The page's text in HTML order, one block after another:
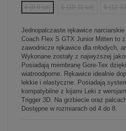
4 (8-9 lat)
5 (10-11 lat) 6 (12-
Jednopalczaste rękawice
Coach Flex S GTX Junior Mitten to
zawodnicze rękawice dla młodych,
Wykonane zostały z najwyższej
Posiadają membranę Gore-Tex
wiatroodporne. Rękawice idealnie
lekkie i elastyczne. Posiadają
kompatybilne z kijami Leki z
Trigger 3D. Na grzbiecie oraz
Dostępne w rozmiarach od 4 do 8.